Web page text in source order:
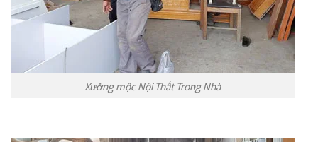
Xưởng mộc Nội Thất Trong Nhà